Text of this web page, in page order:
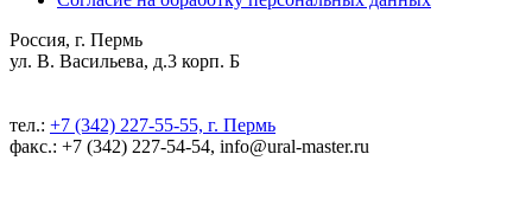
Россия, г. Пермь
ул. В. Васильева, д.3 корп. Б
тел.: +7 (342) 227-55-55, г. Пермь
факс.: +7 (342) 227-54-54, info@ural-master.ru